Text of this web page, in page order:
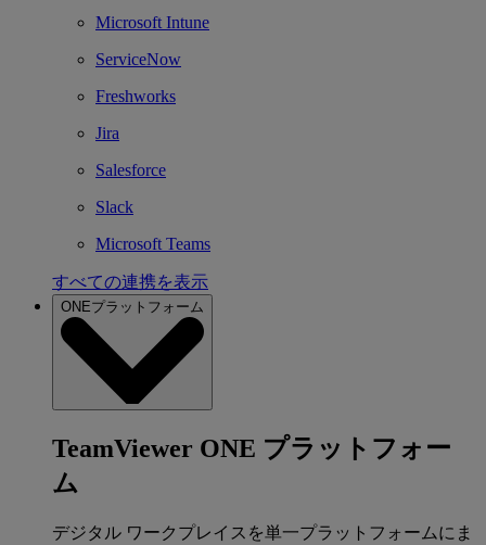
Microsoft Intune
ServiceNow
Freshworks
Jira
Salesforce
Slack
Microsoft Teams
すべての連携を表示
ONEプラットフォーム
TeamViewer ONE プラットフォー
ム
デジタル ワークプレイスを単一プラットフォームにま